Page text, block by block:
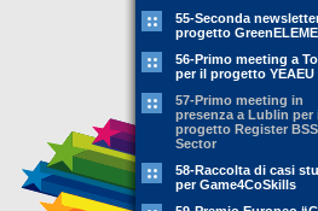
55-Seconda
progetto
56-Primo meeting a
per il progetto YEAEU
57-Primo meeting in
presenza a Lublin per
progetto Register BSS
Sector
58-Raccolta di casi
per Game4CoSkills